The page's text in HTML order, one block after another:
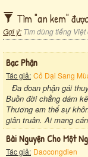
Tìm "an kem"
Gợi ý: Tìm dùng tiếng
Bạc Phận
Tác giả: Cỏ Dại Sang
Đa đoan phận gái
Buồn đời chẳng dám
Thương em thế sự
giân truân. Ai mang
Bài Nguyện Cho Một
Tác giả: Daocongdien